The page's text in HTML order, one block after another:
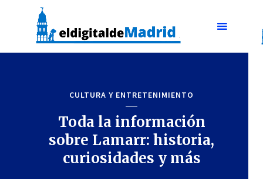
CULTURA Y ENTRETENIMIENTO
Toda la información
sobre Lamarr: historia,
curiosidades y más